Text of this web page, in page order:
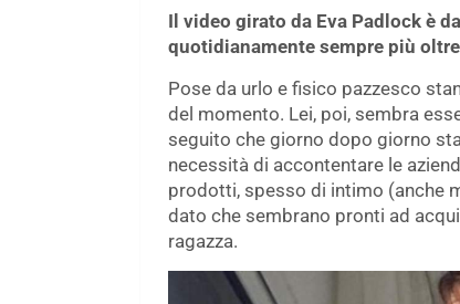
Il video girato da Eva Padlock è
quotidianamente sempre più
Pose da urlo e fisico pazzesco
del momento. Lei, poi, sembra
seguito che giorno dopo giorno
necessità di accontentare le
prodotti, spesso di intimo (anche
dato che sembrano pronti ad
ragazza.